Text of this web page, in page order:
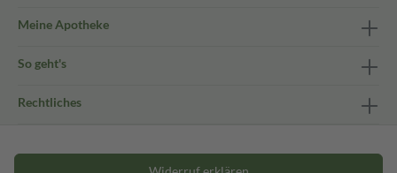
Meine Apotheke
So geht's
Rechtliches